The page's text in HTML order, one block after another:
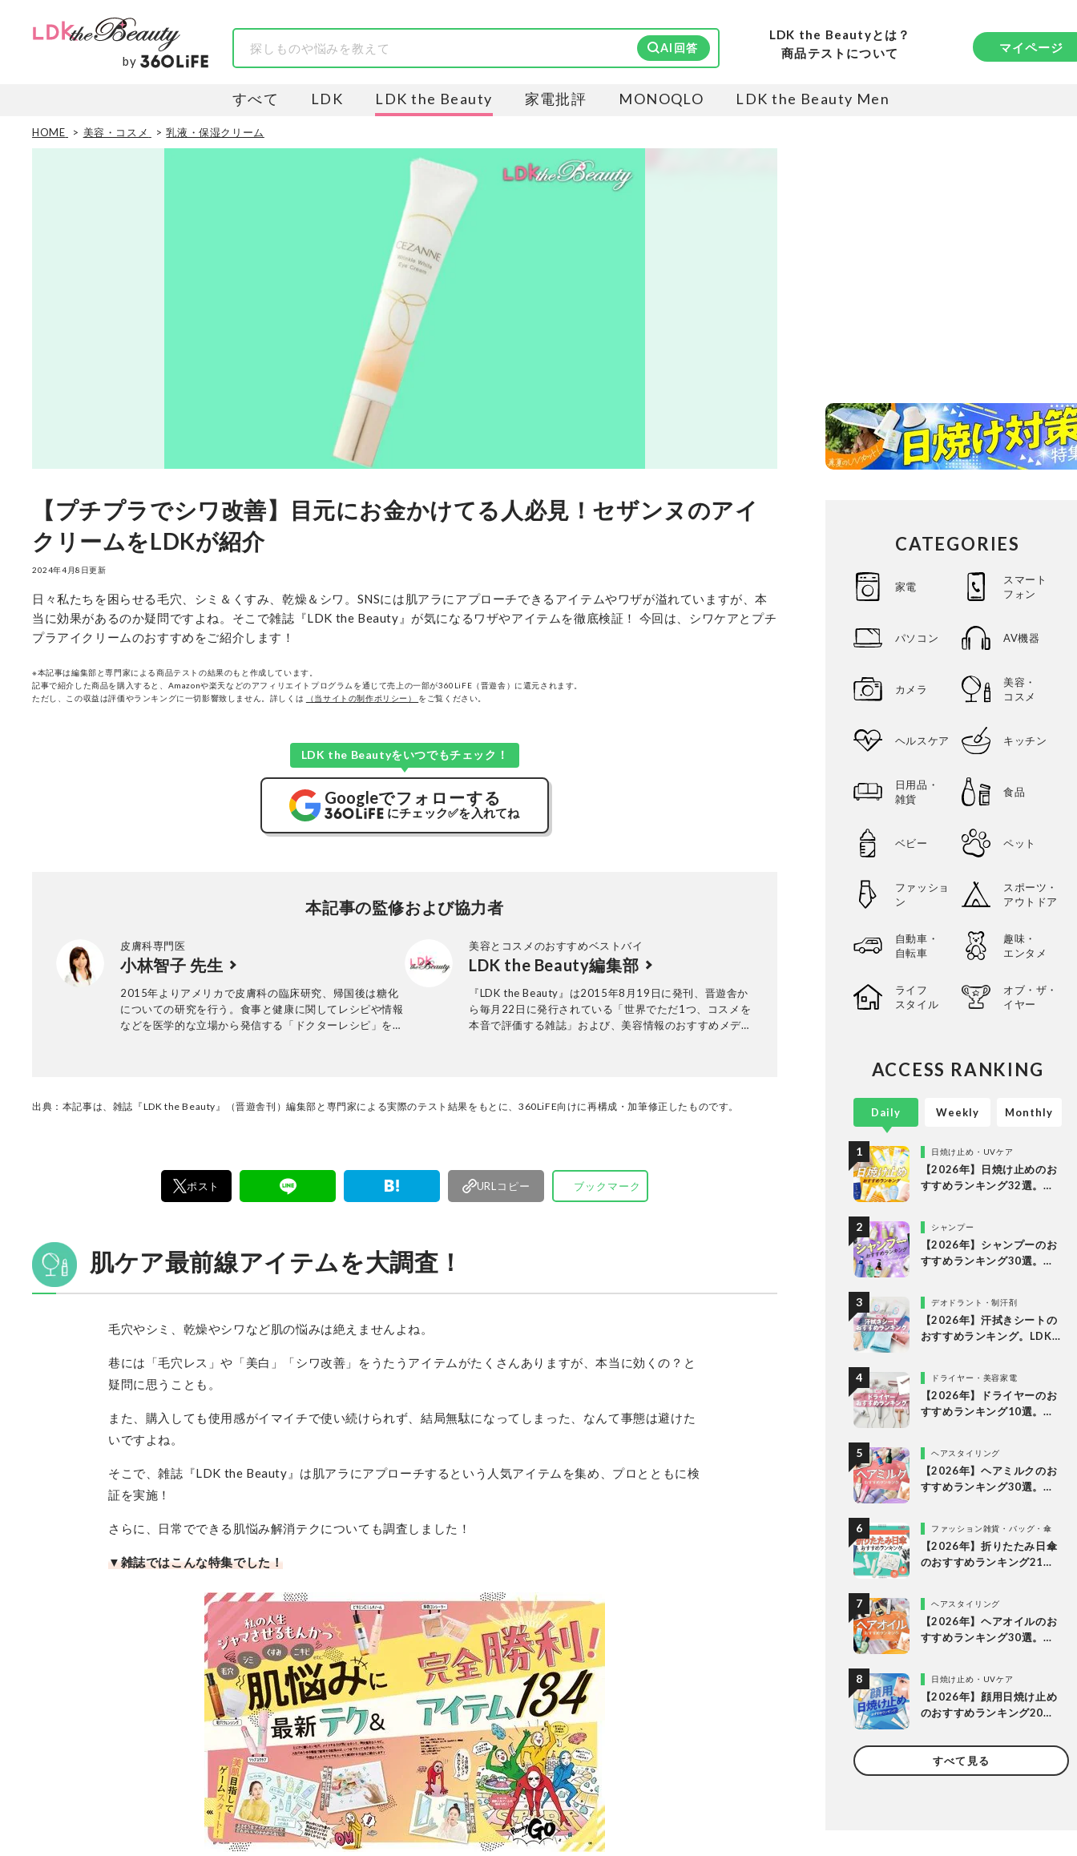
by
AI回答
LDK the Beautyとは？
商品テストについて
マイページ
すべて LDK LDK the Beauty 家電批評 MONOQLO LDK the Beauty Men
HOME 美容・コスメ 乳液・保湿クリーム
【プチプラでシワ改善】目元にお金かけてる人必見！セザンヌのアイ
クリームをLDKが紹介
2024年4月8日更新
日々私たちを困らせる毛穴、シミ＆くすみ、乾燥＆シワ。SNSには肌アラにアプローチできるアイテムやワザが溢れていますが、本
当に効果があるのか疑問ですよね。そこで雑誌『LDK the Beauty』が気になるワザやアイテムを徹底検証！ 今回は、シワケアとプチ
プラアイクリームのおすすめをご紹介します！
※本記事は編集部と専門家による商品テストの結果のもと作成しています。
記事で紹介した商品を購入すると、Amazonや楽天などのアフィリエイトプログラムを通じて売上の一部が360LiFE（晋遊舎）に還元されます。
ただし、この収益は評価やランキングに一切影響致しません。詳しくは
（当サイトの制作ポリシー） をご覧ください。
LDK the Beautyをいつでもチェック！
Googleでフォローする
にチェック✅を入れてね
本記事の監修および協力者
皮膚科専門医
小林智子 先生
2015年よりアメリカで皮膚科の臨床研究、帰国後は糖化
についての研究を行う。食事と健康に関してレシピや情報
などを医学的な立場から発信する「ドクターレシピ」を監
美容とコスメのおすすめベストバイ
LDK the Beauty編集部
『LDK the Beauty』は2015年8月19日に発刊、晋遊舎か
ら毎月22日に発行されている「世界でただ1つ、コスメを
本音で評価する雑誌」および、美容情報のおすすめメディ
『LDK』と同様、メーカーに忖度する事なく、編集部と専
出典：本記事は、雑誌『LDK the Beauty』（晋遊舎刊）編集部と専門家による実際のテスト結果をもとに、360LiFE向けに再構成・加筆修正したものです。
ポスト URLコピー ブックマーク
肌ケア最前線アイテムを大調査！
毛穴やシミ、乾燥やシワなど肌の悩みは絶えませんよね。
巷には「毛穴レス」や「美白」「シワ改善」をうたうアイテムがたくさんありますが、本当に効くの？と
疑問に思うことも。
また、購入しても使用感がイマイチで使い続けられず、結局無駄になってしまった、なんて事態は避けた
いですよね。
そこで、雑誌『LDK the Beauty』は肌アラにアプローチするという人気アイテムを集め、プロとともに検
証を実施！
さらに、日常でできる肌悩み解消テクについても調査しました！
▼雑誌ではこんな特集でした！
CATEGORIES
家電
スマート
フォン
パソコン AV機器
カメラ
美容・
コスメ
ヘルスケア キッチン
日用品・
雑貨
食品
ベビー ペット
ファッショ
ン
スポーツ・
アウトドア
自動車・
自転車
趣味・
エンタメ
ライフ
スタイル
オブ・ザ・
イヤー
ACCESS RANKING
Daily
日焼け止め・UVケア
【2026年】日焼け止めのお
すすめランキング32選。
どの人気商品を徹底比較
シャンプー
【2026年】シャンプーのお
すすめランキング30選。ド
デオドラント・制汗剤
【2026年】汗拭きシートの
おすすめランキング。LDK
ドライヤー・美容家電
【2026年】ドライヤーのお
すすめランキング10選。速
ヘアスタイリング
【2026年】ヘアミルクのお
すすめランキング30選。
ファッション雑貨・バッグ・傘
【2026年】折りたたみ日傘
のおすすめランキング21
ヘアスタイリング
【2026年】ヘアオイルのお
すすめランキング30選。ド
日焼け止め・UVケア
【2026年】顔用日焼け止め
のおすすめランキング20
けない理想の1本を探してプ
ロと比較
すべて見る
Weekly Monthly